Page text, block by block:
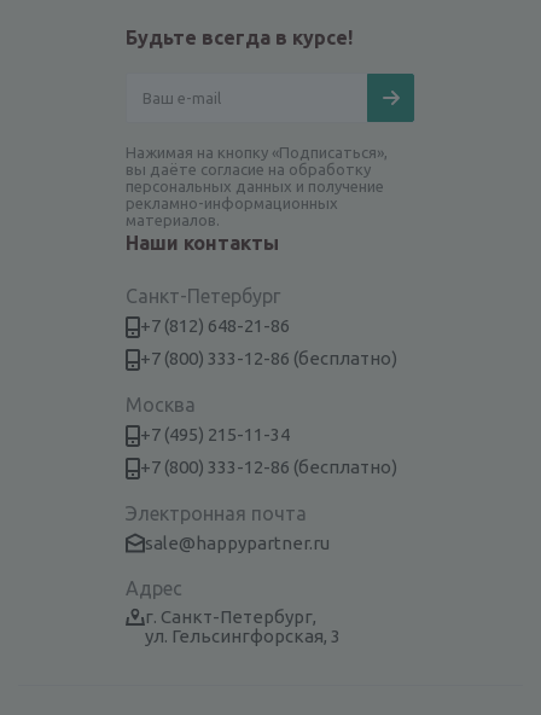
Будьте всегда в курсе!
Нажимая на кнопку «Подписаться»,
вы даёте согласие на обработку
персональных данных и получение
рекламно-информационных
материалов.
Наши контакты
Санкт-Петербург
+7 (812) 648-21-86
+7 (800) 333-12-86 (бесплатно)
Москва
+7 (495) 215-11-34
+7 (800) 333-12-86 (бесплатно)
Электронная почта
sale@happypartner.ru
Адрес
г. Санкт-Петербург,
ул. Гельсингфорская, 3